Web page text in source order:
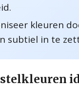
kleuren
subtiel in te